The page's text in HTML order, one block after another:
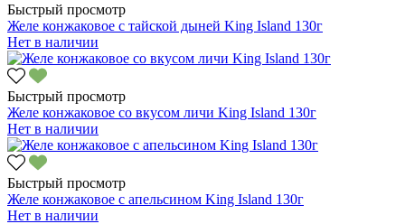
Быстрый просмотр
Желе конжаковое с тайской дыней King Island 130г
Нет в наличии
Быстрый просмотр
Желе конжаковое со вкусом личи King Island 130г
Нет в наличии
Быстрый просмотр
Желе конжаковое с апельсином King Island 130г
Нет в наличии